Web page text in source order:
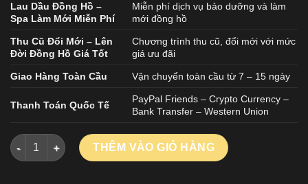
Lau Dầu Đồng Hồ –
Spa Làm Mới Miễn Phí
Miễn phí dịch vụ bảo dưỡng và làm
mới đồng hồ
Thu Cũ Đổi Mới – Lên
Đời Đồng Hồ Giá Tốt
Chương trình thu cũ, đổi mới với mức
giá ưu đãi
Giao Hàng Toàn Cầu Vận chuyển toàn cầu từ 7 – 15 ngày
Thanh Toán Quốc Tế
PayPal Friends – Crypto Currency –
Bank Transfer – Western Union
ĐỒNG HỒ AUDEMARS PIGUET REPLICA 11 ROYAL OAK
THÊM VÀO GIỎ HÀNG